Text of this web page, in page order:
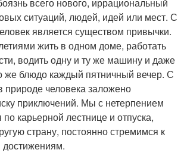
ситуаций, людей, идей или мест. С
является существом привычки.
жить в одном доме, работать
водить одну и ту же машину и даже
же блюдо каждый пятничный вечер. С
природе человека заложено
приключений. Мы с нетерпением
карьерной лестнице и отпуска,
страну, постоянно стремимся к